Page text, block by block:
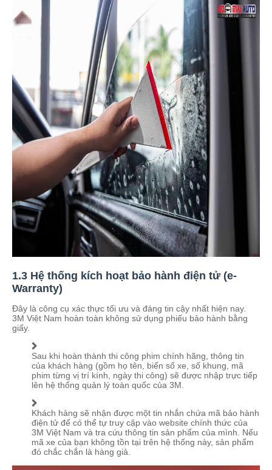
1.3 Hệ thống kích hoạt bảo hành điện tử (e-
Warranty)
Đây là công cụ xác thực tối ưu và đáng tin cậy nhất hiện nay.
3M Việt Nam hoàn toàn không sử dụng phiếu bảo hành bằng
giấy.
Sau khi hoàn thành thi công phim chính hãng, thông tin
của khách hàng (gồm họ tên, biển số xe, số khung, mã
phim từng vị trí kính, ngày thi công) sẽ được nhập trực tiếp
lên hệ thống quản lý toàn quốc của 3M.
Khách hàng sẽ nhận được một tin nhắn chứa mã bảo hành
điện tử để có thể tự truy cập vào website chính thức của
3M Việt Nam và tra cứu thông tin sản phẩm của mình. Nếu
mã xe của bạn không tồn tại trên hệ thống này, sản phẩm
đó chắc chắn là hàng giả.